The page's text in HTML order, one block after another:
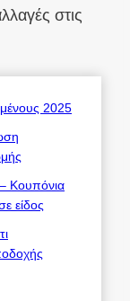
στις
2025
Κουπόνια
είδος